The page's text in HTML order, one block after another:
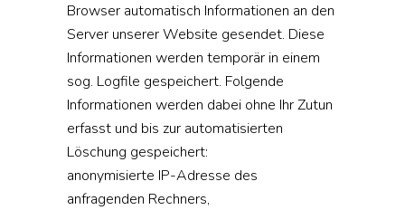
Browser automatisch Informationen an den
Server unserer Website gesendet. Diese
Informationen werden temporär in einem
sog. Logfile gespeichert. Folgende
Informationen werden dabei ohne Ihr Zutun
erfasst und bis zur automatisierten
Löschung gespeichert:
anonymisierte IP-Adresse des
anfragenden Rechners,